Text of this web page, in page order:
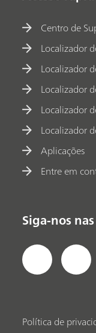
Centro de
Localizador
Localizador
Localizador
Localizador
Localizador
Aplicações
Entre em
Siga-nos
Política de